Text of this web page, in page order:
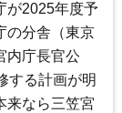
が2025年度予
の分舎（東京
内庁長官公
する計画が明
来なら三笠宮